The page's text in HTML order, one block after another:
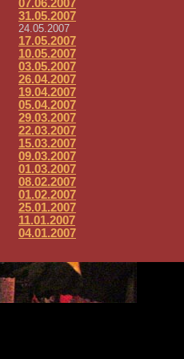
07.06.2007
31.05.2007
24.05.2007
17.05.2007
10.05.2007
03.05.2007
26.04.2007
19.04.2007
05.04.2007
29.03.2007
22.03.2007
15.03.2007
09.03.2007
01.03.2007
08.02.2007
01.02.2007
25.01.2007
11.01.2007
04.01.2007